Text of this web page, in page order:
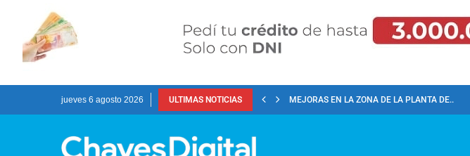
jueves 6 agosto 2026 ULTIMAS NOTICIAS MEJORAS EN LA ZONA DE LA PLANTA DE...